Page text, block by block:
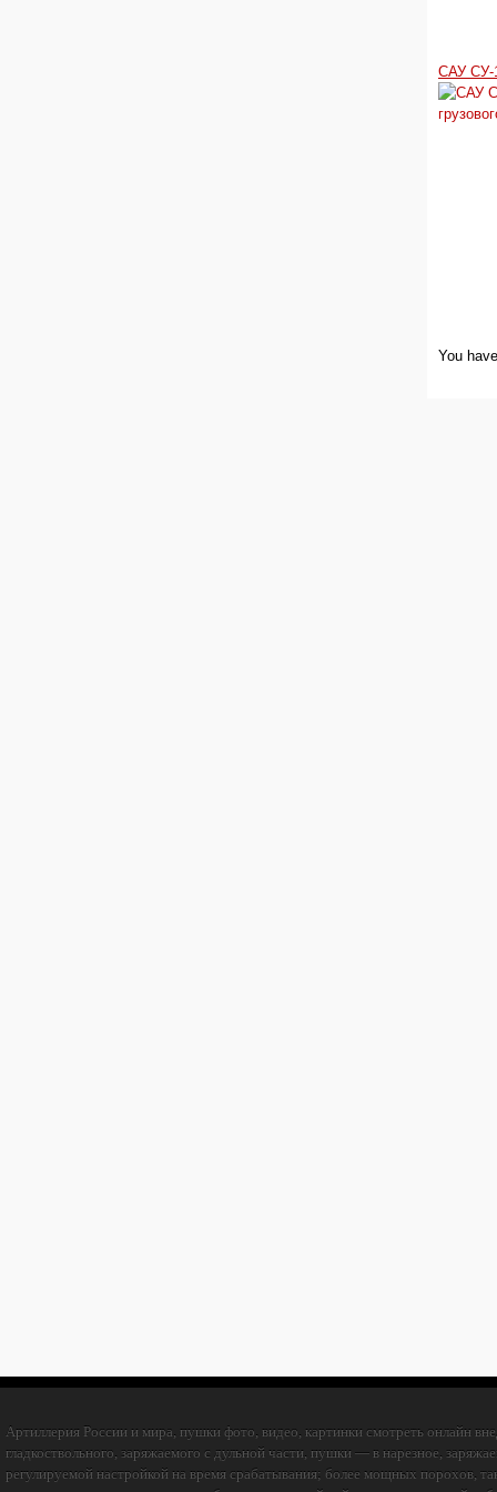
САУ СУ-
You
Артиллерия России и мира, пушки фото, видео, картинки смотреть онлайн
гладкоствольного, заряжаемого с дульной части, пушки — в нарезное,
регулируемой настройкой на время срабатывания; более мощных порохов,